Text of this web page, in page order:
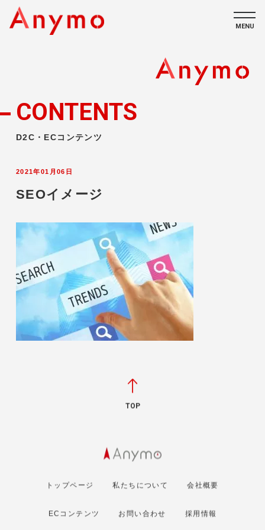
私たちについて
MENU
CONTENTS
D2C・ECコンテンツ
2021年01月06日
SEOイメージ
TOP
トップページ 私たちについて 会社概要
ECコンテンツ お問い合わせ 採用情報